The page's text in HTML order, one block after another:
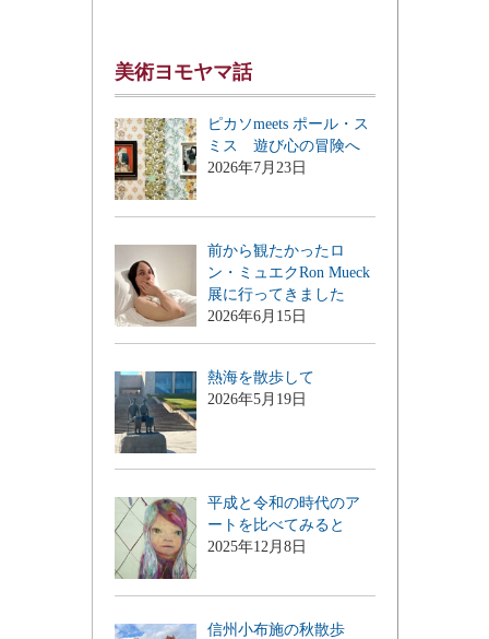
美術ヨモヤマ話
ピカソmeets ポール・ス
ミス 遊び心の冒険へ
2026年7月23日
前から観たかったロ
ン・ミュエクRon Mueck
展に行ってきました
2026年6月15日
熱海を散歩して
2026年5月19日
平成と令和の時代のア
ートを比べてみると
2025年12月8日
信州小布施の秋散歩